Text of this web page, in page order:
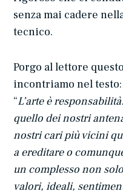
senza mai cadere
tecnico.
Porgo al lettore
incontriamo nel testo:
“L’arte è
quello dei nostri
nostri cari più vicini
a ereditare o
un complesso non
valori, ideali,